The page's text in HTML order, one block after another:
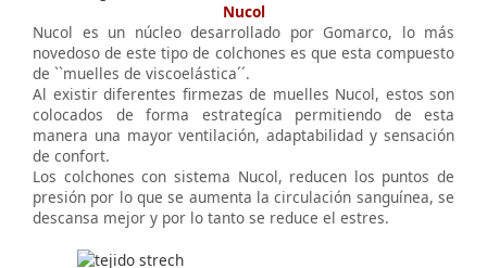
Nucol
Nucol es un núcleo desarrollado por Gomarco, lo más
novedoso de este tipo de colchones es que esta compuesto
de ``muelles de viscoelástica´´.
Al existir diferentes firmezas de muelles Nucol, estos son
colocados de forma estrategíca permitiendo de esta
manera una mayor ventilación, adaptabilidad y sensación
de confort.
Los colchones con sistema Nucol, reducen los puntos de
presión por lo que se aumenta la circulación sanguínea, se
descansa mejor y por lo tanto se reduce el estres.